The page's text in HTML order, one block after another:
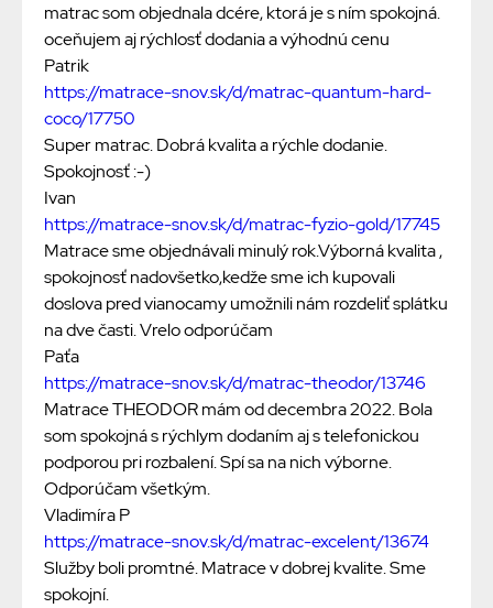
matrac som objednala dcére, ktorá je s ním spokojná.
oceňujem aj rýchlosť dodania a výhodnú cenu
Patrik
https://matrace-snov.sk/d/matrac-quantum-hard-
coco/17750
Super matrac. Dobrá kvalita a rýchle dodanie.
Spokojnosť :-)
Ivan
https://matrace-snov.sk/d/matrac-fyzio-gold/17745
Matrace sme objednávali minulý rok.Výborná kvalita ,
spokojnosť nadovšetko,kedže sme ich kupovali
doslova pred vianocamy umožnili nám rozdeliť splátku
na dve časti. Vrelo odporúčam
Paťa
https://matrace-snov.sk/d/matrac-theodor/13746
Matrace THEODOR mám od decembra 2022. Bola
som spokojná s rýchlym dodaním aj s telefonickou
podporou pri rozbalení. Spí sa na nich výborne.
Odporúčam všetkým.
Vladimíra P
https://matrace-snov.sk/d/matrac-excelent/13674
Služby boli promtné. Matrace v dobrej kvalite. Sme
spokojní.